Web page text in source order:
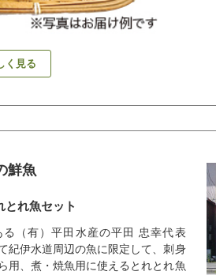
く見る
鮮魚
とれ魚セット
（有）平田水産の平田 忠幸代表
紀伊水道周辺の魚に限定して、刺身
用、煮・焼魚用に使えるとれとれ魚